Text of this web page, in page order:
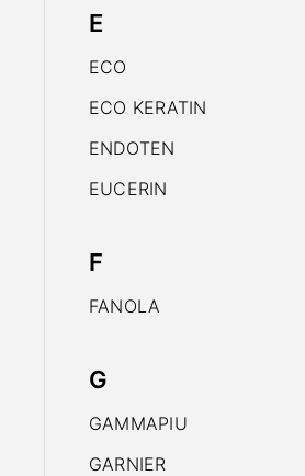
E
ECO
ECO KERATIN
ENDOTEN
EUCERIN
F
FANOLA
G
GAMMAPIU
GARNIER